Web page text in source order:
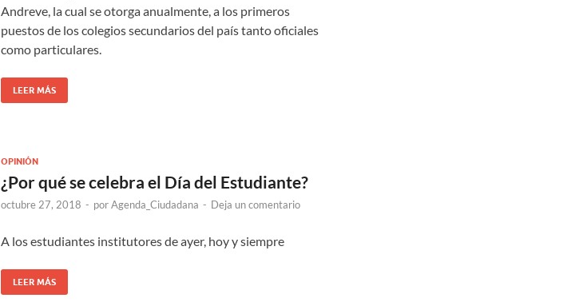
Andreve, la cual se otorga anualmente, a los primeros
puestos de los colegios secundarios del país tanto oficiales
como particulares.
LEER MÁS
OPINIÓN
¿Por qué se celebra el Día del Estudiante?
octubre 27, 2018 - porAgenda_Ciudadana - Deja un comentario
A los estudiantes institutores de ayer, hoy y siempre
LEER MÁS